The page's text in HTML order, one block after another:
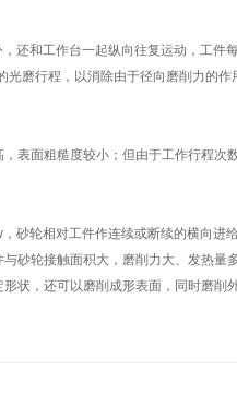
和工作台一起纵向往复运动，工件
磨行程，以消除由于径向磨削力的作
面粗糙度较小；但由于工作行程次
轮相对工件作连续或断续的横向进
砂轮接触面积大，磨削力大、发热量
状，还可以磨削成形表面，同时磨削外